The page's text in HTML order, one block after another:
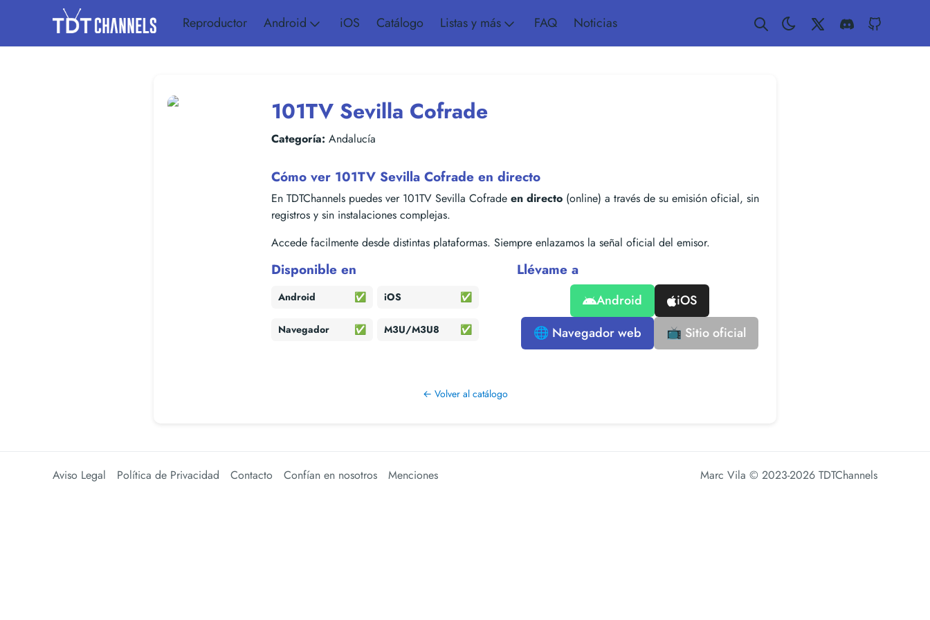
Reproductor Android iOS Catálogo Listas y más FAQ Noticias Twitter Discord
101TV Sevilla Cofrade
Categoría: Andalucía
Cómo ver 101TV Sevilla Cofrade en directo
En TDTChannels puedes ver 101TV Sevilla Cofrade en directo (online) a través de su emisión oficial, sin
registros y sin instalaciones complejas.
Accede facilmente desde distintas plataformas. Siempre enlazamos la señal oficial del emisor.
Disponible en
Android ✅ iOS ✅
Navegador ✅ M3U/M3U8 ✅
Llévame a
Android
iOS
🌐 Navegador web
📺 Sitio oficial
← Volver al catálogo
Aviso Legal Política de Privacidad Contacto Confían en nosotros Menciones Marc Vila © 2023-2026 TDTChannels